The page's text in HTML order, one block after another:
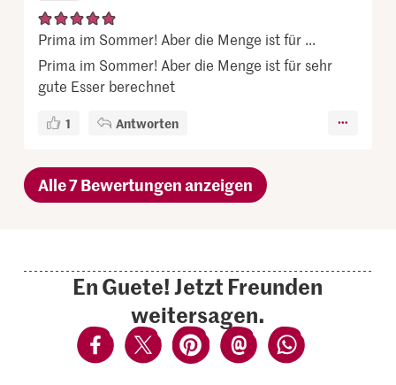
Prima im Sommer! Aber die Menge ist für ...
Prima im Sommer! Aber die Menge ist für sehr
gute Esser berechnet
1 Antworten
Alle 7 Bewertungen anzeigen
En Guete! Jetzt Freunden
weitersagen.